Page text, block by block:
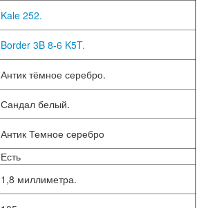
Kale 252.
Border 3B 8-6 K5T.
Антик тёмное серебро.
Сандал белый.
Антик Темное серебро
Есть
1,8 миллиметра.